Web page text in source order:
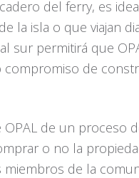
del ferry, es
la isla o que viajan
sur permitirá que
de
de un proceso
o no la
miembros de la